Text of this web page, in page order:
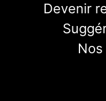
Devenir